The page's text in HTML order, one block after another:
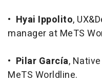
• Hyai Ippolito,
manager at MeTS
• Pilar García,
MeTS Worldline.